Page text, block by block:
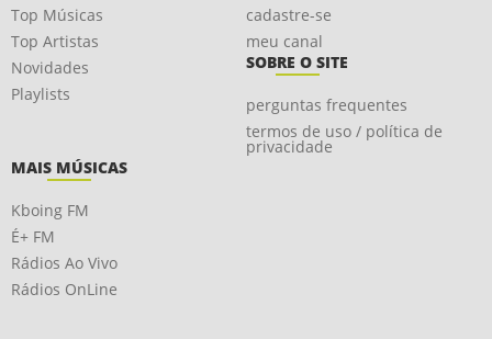
Top Músicas
Top Artistas
Novidades
Playlists
cadastre-se
meu canal
SOBRE O SITE
perguntas frequentes
termos de uso / política de
privacidade
MAIS MÚSICAS
Kboing FM
É+ FM
Rádios Ao Vivo
Rádios OnLine